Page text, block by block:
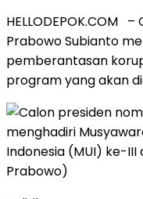
HELLODEPOK.COM
Prabowo Subianto
pemberantasan
program yang akan